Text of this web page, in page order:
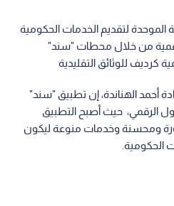
الموحدة لتقديم الخدمات الحكومية
من خلال محطات "سند"
كرديف للوثائق التقليدية
أحمد الهناندة، إن تطبيق "سند"
الرقمي، حيث أصبح التطبيق
ومحسنة وخدمات منوعة ليكون
الحكومية.